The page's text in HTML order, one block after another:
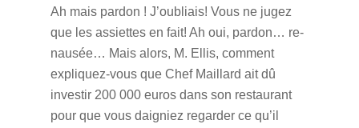
Ah mais pardon ! J’oubliais! Vous ne jugez
que les assiettes en fait! Ah oui, pardon… re-
nausée… Mais alors, M. Ellis, comment
expliquez-vous que Chef Maillard ait dû
investir 200 000 euros dans son restaurant
pour que vous daigniez regarder ce qu’il